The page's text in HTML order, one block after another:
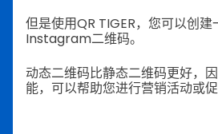
但是使用QR TIGER，您可以创建
Instagram二维码。
动态二维码比静态二维码更好，
能，可以帮助您进行营销活动或促